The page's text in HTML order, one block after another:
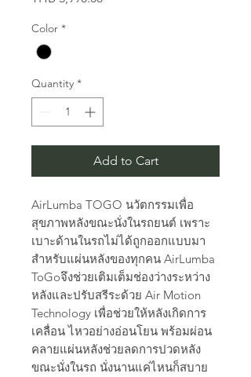
Color *
Quantity *
Add to Cart
AirLumba TOGO นวัตกรรมเพื่อ
สุขภาพหลังขณะนั่งในรถยนต์ เพราะ
เบาะด้านในรถไม่ได้ถูกออกแบบมา
สำหรับแผ่นหลังของทุกคน AirLumba
ToGoจึงช่วยเติมเต็มช่องว่างระหว่าง
หลังและปรับสรีระด้วย Air Motion
Technology เพื่อช่วยให้หลังเกิดการ
เคลื่อน ไหวอย่างอ่อนโยน พร้อมผ่อน
คลายแผ่นหลังช่วยลดการปวดหลัง
ขณะนั่งในรถ นั่งนานแค่ไหนก็สบาย